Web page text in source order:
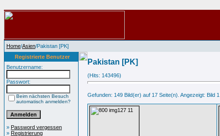
Home/Asien/Pakistan [PK]
Registrierte Benutzer
Benutzername:
Passwort:
Beim nächsten Besuch
automatisch anmelden?
» Password vergessen
» Registrierung
Pakistan [PK]
(Hits: 143496)
Gefunden: 149 Bild(er) auf 17 Seite(n). Angezeigt: Bild